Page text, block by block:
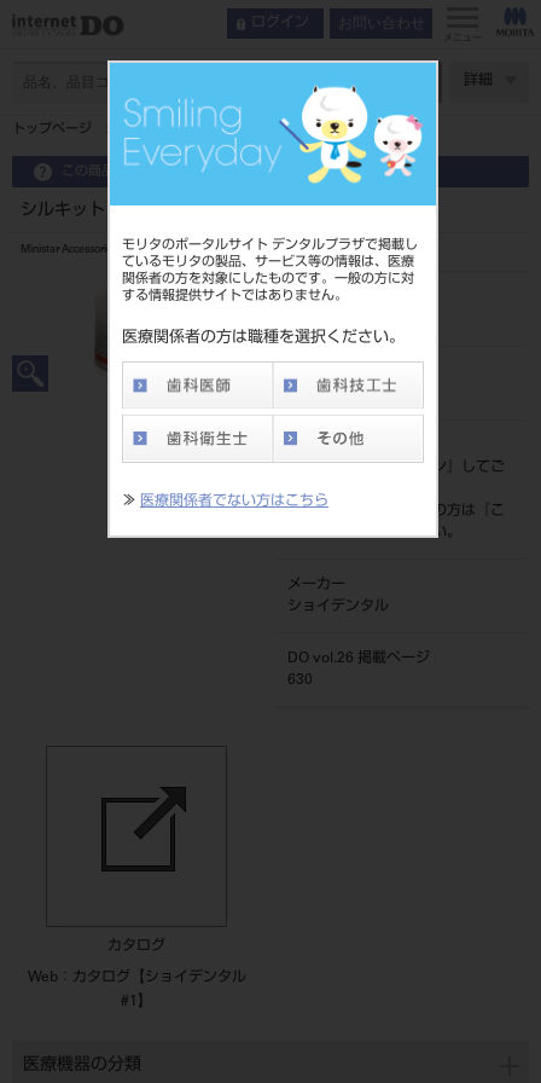
モリタのポータルサイト デンタルプラザで掲載し
ているモリタの製品、サービス等の情報は、医療
関係者の方を対象にしたものです。一般の方に対
する情報提供サイトではありません。
医療関係者の方は職種を選択ください。
≫ 医療関係者でない方はこちら
ログイン お問い合わせ
メニュー
詳細
トップページ シルキット ＃3443
この商品に関するお問い合わせ
シルキット ＃3443
Ministar Accessories
品目コード
4571185644311
標準価格
価格の確認は『ログイン
』してご
ネット会員登録がまだの方は『
こ
ちら』より登録ください。
メーカー
ショイデンタル
DO vol.26 掲載ページ
630
カタログ
Web：カタログ【ショイデンタル
#1】
医療機器の分類